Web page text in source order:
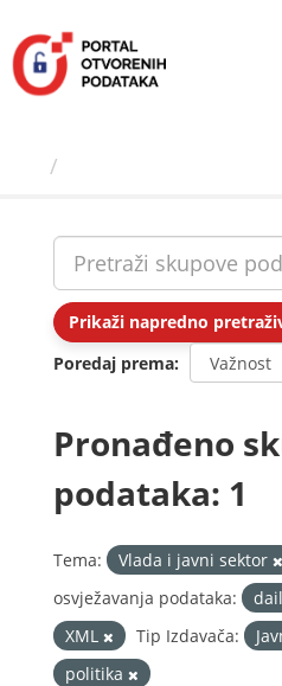
sadržaj
Prikaži napredno
Poredaj prema
Pronađeno
podataka: 1
Tema: Vlada i javni sektor
osvježavanja podataka:
XML
Tip Izdavača:
politika